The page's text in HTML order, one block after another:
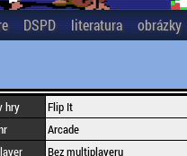
DSPD literatura obrázky
hry
Flip It
Arcade
Bez multiplayeru